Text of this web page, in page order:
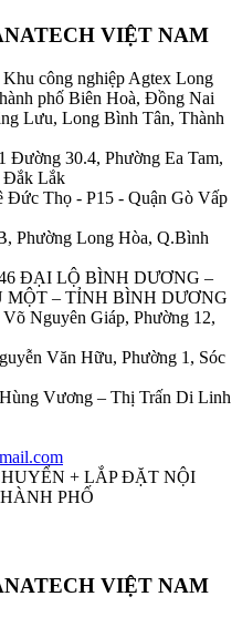
VIỆT NAM
công nghiệp Agtex Long
phố Biên Hoà, Đồng Nai
Lưu, Long Bình Tân, Thành
Đường 30.4, Phường Ea Tam,
Đắk Lắk
Đức Thọ - P15 - Quận Gò Vấp
Phường Long Hòa, Q.Bình
ĐẠI LỘ BÌNH DƯƠNG –
MỘT – TỈNH BÌNH DƯƠNG
Võ Nguyên Giáp, Phường 12,
Văn Hữu, Phường 1, Sóc
Vương – Thị Trấn Di Linh
+ LẮP ĐẶT NỘI
PHỐ
VIỆT NAM